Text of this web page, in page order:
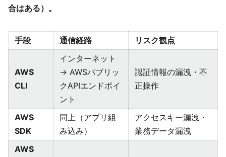
合はある）。
手段 通信経路 リスク観点
AWS
CLI
インターネット
→ AWSパブリッ
クAPIエンドポイ
ント
認証情報の漏洩・不
正操作
AWS
SDK
同上（アプリ組
み込み）
アクセスキー漏洩・
業務データ漏洩
AWS